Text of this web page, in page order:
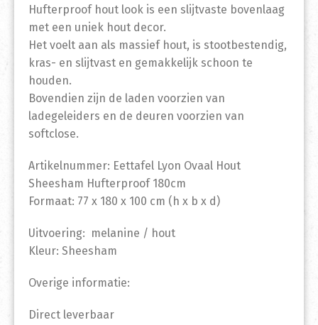
Hufterproof hout look is een slijtvaste bovenlaag
met een uniek hout decor.
Het voelt aan als massief hout, is stootbestendig,
kras- en slijtvast en gemakkelijk schoon te
houden.
Bovendien zijn de laden voorzien van
ladegeleiders en de deuren voorzien van
softclose.
Artikelnummer: Eettafel Lyon Ovaal Hout
Sheesham Hufterproof 180cm
Formaat: 77 x 180 x 100 cm (h x b x d)
Uitvoering: melanine / hout
Kleur: Sheesham
Overige informatie:
Direct leverbaar